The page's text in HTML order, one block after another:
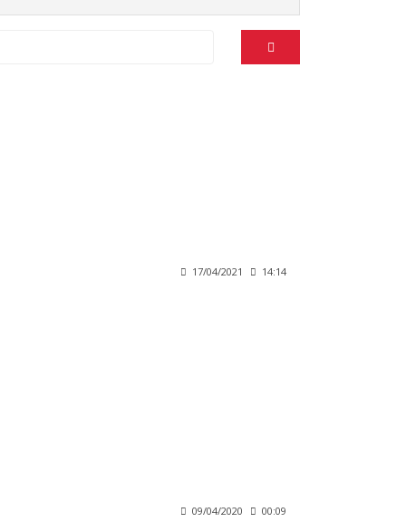
17/04/2021 14:14
09/04/2020 00:09